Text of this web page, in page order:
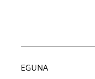
EGUNA